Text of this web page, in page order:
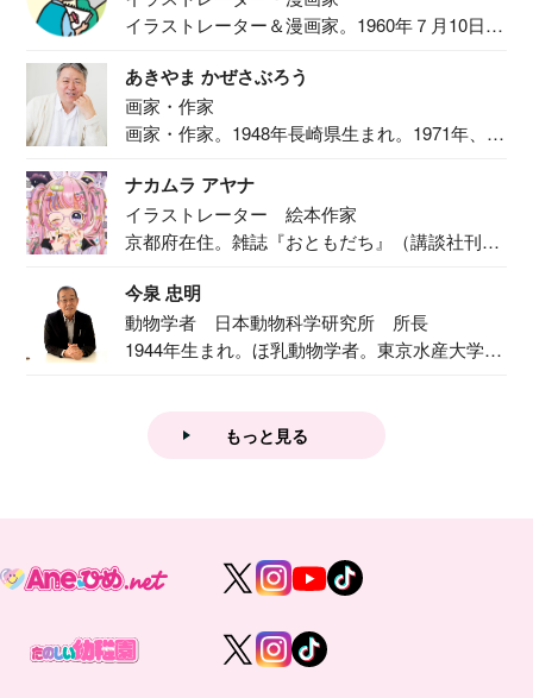
イラストレーター＆漫画家。1960年７月10日生
あきやま かぜさぶろう
画家・作家
画家・作家。1948年長崎県生まれ。1971年、
ナカムラ アヤナ
イラストレーター 絵本作家
京都府在住。雑誌『おともだち』（講談社刊）
今泉 忠明
動物学者 日本動物科学研究所 所長
1944年生まれ。ほ乳動物学者。東京水産大学卒
もっと見る